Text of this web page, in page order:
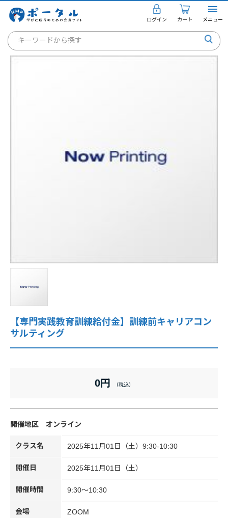
ログイン カート メニュー
キーワードから探す
通信講座
採用情報
【専門実践教育訓練給付金】訓練前キャリアコン
サルティング
0円
オンライン
クラス名 2025年11月01日（土）9:30-10:30
開催日 2025年11月01日（土）
開催時間 9:30～10:30
会場 ZOOM